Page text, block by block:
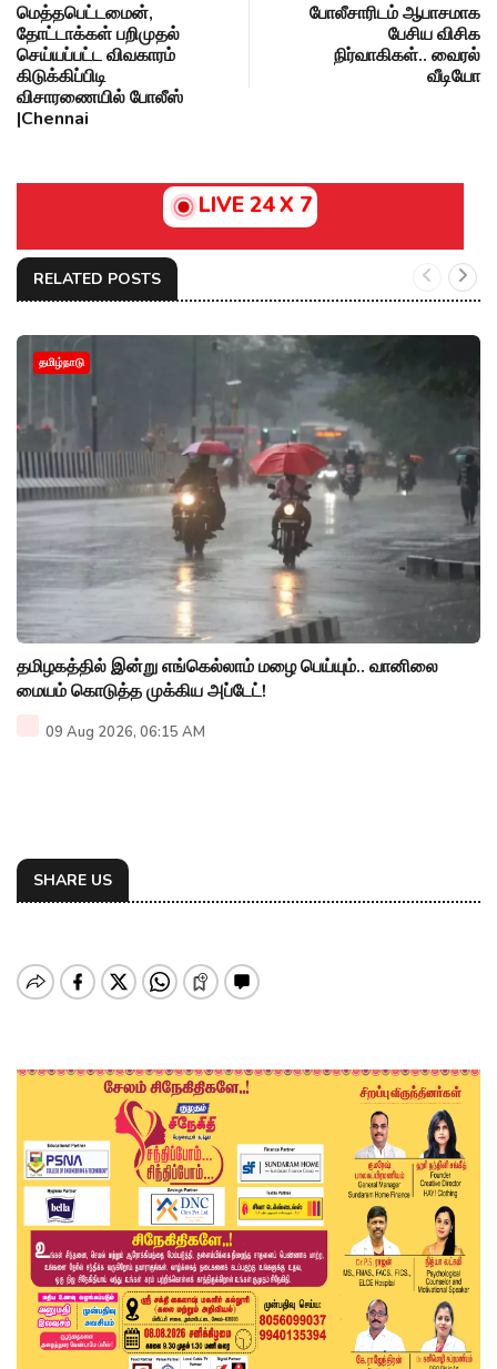
மெத்தபெட்டமைன்,
தோட்டாக்கள் பறிமுதல்
செய்யப்பட்ட விவகாரம்
கிடுக்கிப்பிடி
விசாரணையில் போலீஸ்
|Chennai
போலீசாரிடம் ஆபாசமாக
பேசிய விசிக
நிர்வாகிகள்.. வைரல்
வீடியோ
LIVE 24 X 7
RELATED POSTS
தமிழ்நாடு
தமிழகத்தில் இன்று எங்கெல்லாம் மழை பெய்யும்.. வானிலை
மையம் கொடுத்த முக்கிய அப்டேட்!
09 Aug 2026, 06:15 AM
SHARE US